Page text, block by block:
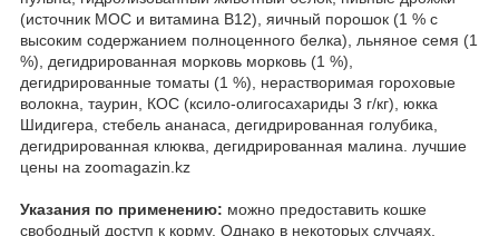
(источник МОС и витамина B12), яичный порошок (1 % с
высоким содержанием полноценного белка), льняное семя (1
%), дегидрированная морковь морковь (1 %),
дегидрированные томаты (1 %), нерастворимая гороховые
волокна, таурин, КОС (ксило-олигосахариды 3 г/кг), юкка
Шидигера, стебель ананаса, дегидрированная голубика,
дегидрированная клюква, дегидрированная малина. лучшие
цены на zoomagazin.kz
Указания по применению: можно предоставить кошке
свободный доступ к корму. Однако в некоторых случаях,